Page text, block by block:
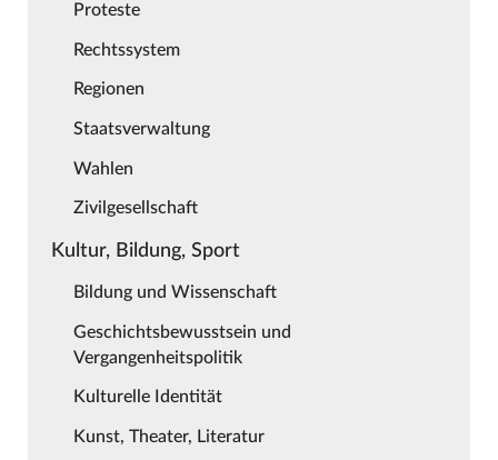
Proteste
Rechtssystem
Regionen
Staatsverwaltung
Wahlen
Zivilgesellschaft
Kultur, Bildung, Sport
Bildung und Wissenschaft
Geschichtsbewusstsein und
Vergangenheitspolitik
Kulturelle Identität
Kunst, Theater, Literatur